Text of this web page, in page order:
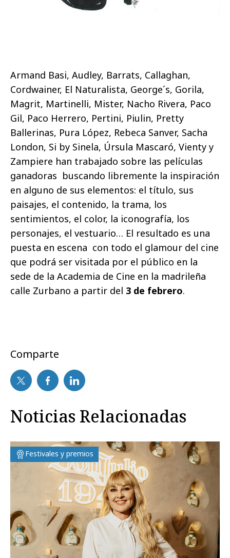
Armand Basi, Audley, Barrats, Callaghan,
Cordwainer, El Naturalista, George´s, Gorila,
Magrit, Martinelli, Mister, Nacho Rivera, Paco
Gil, Paco Herrero, Pertini, Piulin, Pretty
Ballerinas, Pura López, Rebeca Sanver, Sacha
London, Si by Sinela, Úrsula Mascaró, Vienty y
Zampiere han trabajado sobre las películas
ganadoras buscando libremente la inspiración
en alguno de sus elementos: el título, sus
paisajes, el contenido, la trama, los
sentimientos, el color, la iconografía, los
personajes, el vestuario… El resultado es una
puesta en escena con todo el glamour del cine
que podrá ser visitada por el público en la
sede de la Academia de Cine en la madrileña
calle Zurbano a partir del 3 de febrero.
Comparte
Noticias Relacionadas
Festivales y premios